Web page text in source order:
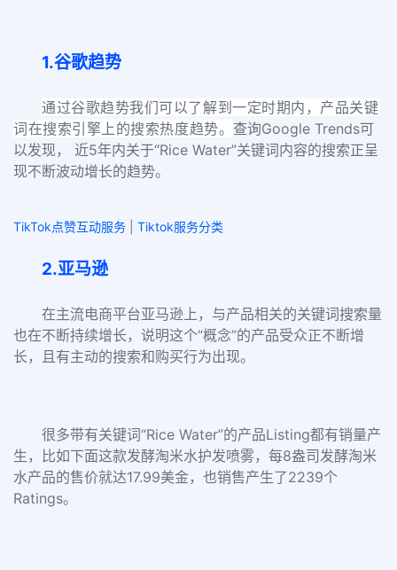
1.谷歌趋势
通过谷歌趋势我们可以了解到一定时期内，产品关键
词在搜索引擎上的搜索热度趋势。 查询Google Trends可
以发现， 近5年内关于“Rice Water”关键词内容的搜索正呈
现不断波动增长的趋势。
TikTok点赞互动服务 Tiktok服务分类
2.亚马逊
在主流电商平台亚马逊上，与产品相关的关键词搜索量
也在不断持续增长，说明这个“概念”的产品受众正不断增
长，且有主动的搜索和购买行为出现。
很多带有关键词“Rice Water”的产品Listing都有销量产
生，比如下面这款发酵淘米水护发喷雾，每8盎司发酵淘米
水产品的售价就达17.99美金，也销售产生了2239个
Ratings。